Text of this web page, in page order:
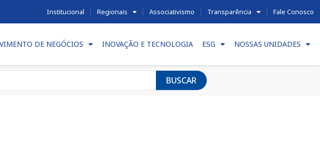
Institucional Regionais Associativismo Transparência Fale Conosco
DE NEGÓCIOS INOVAÇÃO E TECNOLOGIA ESG NOSSAS UNIDADES
BUSCAR